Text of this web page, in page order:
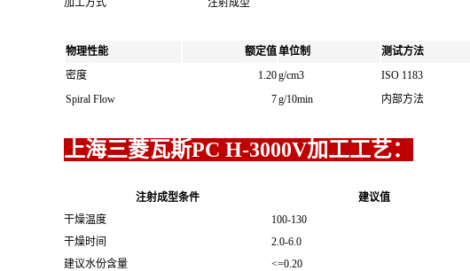
加工方式
注射成型
物理性能 额定值单位制
测试方法
密度
1.20g/cm3
ISO 1183
Spiral Flow
7g/10min 内部方法
上海三菱瓦斯PC H-3000V加工工艺：
注射成型条件 建议值
干燥温度
100-130
干燥时间
2.0-6.0
建议水份含量
<=0.20